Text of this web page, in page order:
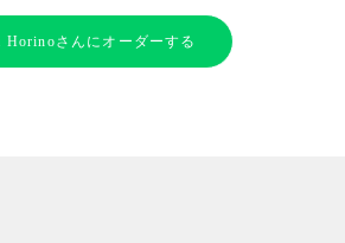
Horinoさんにオーダーする